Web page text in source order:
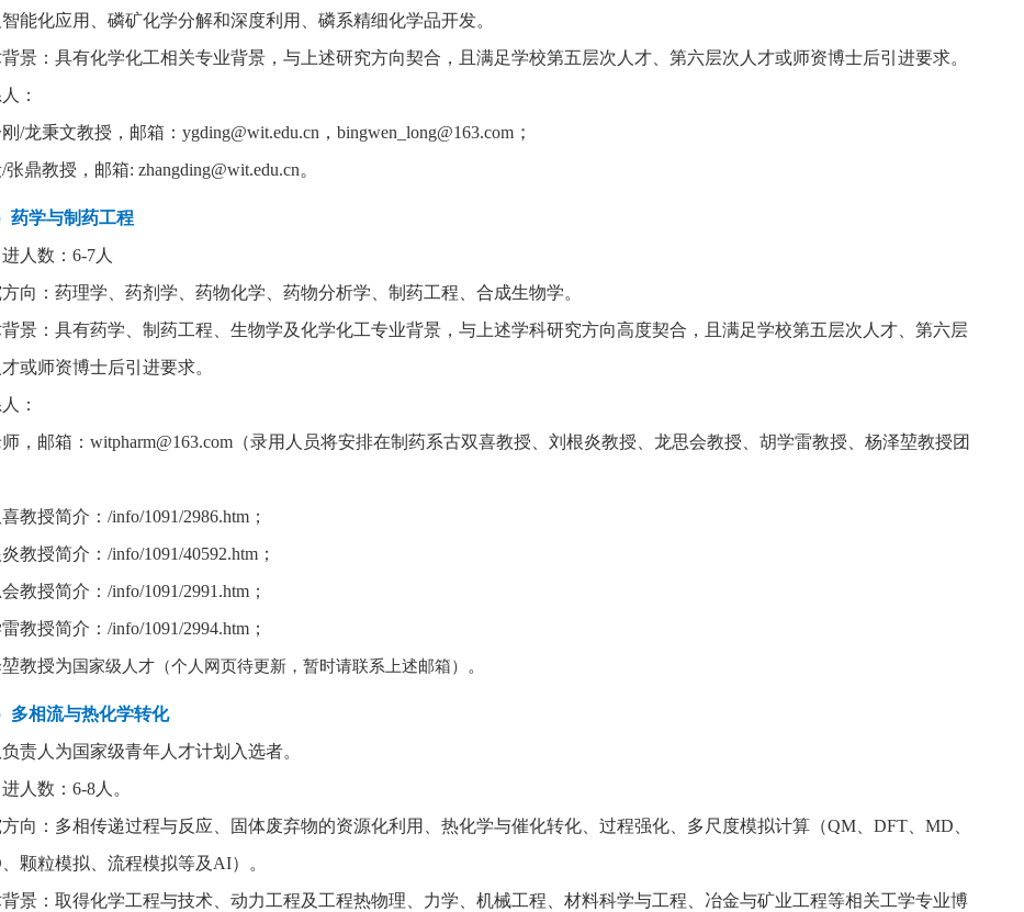
能化应用、磷矿化学分解和深度利用、磷系精细化学品开发。
景：具有化学化工相关专业背景，与上述研究方向契合，且满足学校第五层次人才、第六层次人才或师资博士后引进要求。
：
/龙秉文教授，邮箱：ygding@wit.edu.cn ，bingwen_long@163.com ；
/张鼎教授，邮箱:zhangding@wit.edu.cn。
药学与制药工程
人数：6-7 人
向：药理学、药剂学、药物化学、药物分析学、制药工程、合成生物学。
景：具有药学、制药工程、生物学及化学化工专业背景，与上述学科研究方向高度契合，且满足学校第五层次人才、第六层
或师资博士后引进要求。
：
，邮箱：witpharm@163.com （录用人员将安排在制药系古双喜教授、刘根炎教授、龙思会教授、胡学雷教授、杨泽堃教授团
教授简介：/info/1091/2986.htm ；
教授简介：/info/1091/40592.htm ；
教授简介：/info/1091/2991.htm ；
教授简介：/info/1091/2994.htm ；
教授为 国家级人才（个人网页待更新，暂时请联系上述邮箱） 。
多相流与热化学转化
责人为国家级青年人才计划入选者。
人数：6-8 人。
向：多相传递过程与反应、固体废弃物的资源化利用、热化学与催化转化、过程强化、多尺度模拟计算（QM 、DFT 、MD
、颗粒模拟、流程模拟等及 AI）。
景：取得化学工程与技术、动力工程及工程热物理、力学、机械工程、材料科学与工程 、冶金与矿业工程等相关工学专业博